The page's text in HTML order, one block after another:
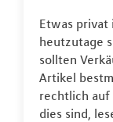
Etwas
heutzutage
sollten
Artikel
rechtlich auf
dies sind,